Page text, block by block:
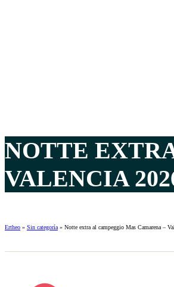
NOTTE
VALENCIA
Ertheo » Sin categoría » Notte extra al campeggio Mas Camarena –